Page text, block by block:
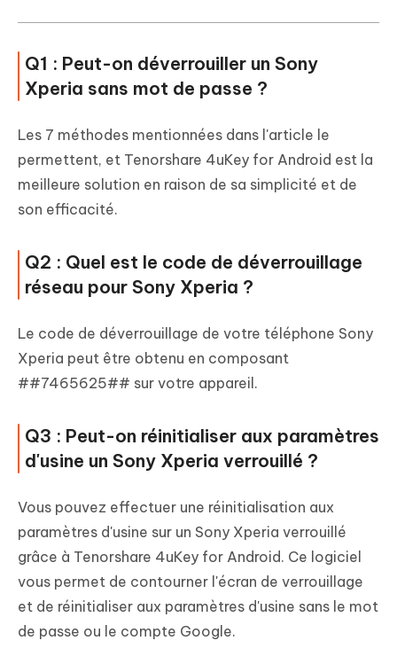
Q1 : Peut-on déverrouiller un Sony
Xperia sans mot de passe ?
Les 7 méthodes mentionnées dans l'article le
permettent, et Tenorshare 4uKey for Android est la
meilleure solution en raison de sa simplicité et de
son efficacité.
Q2 : Quel est le code de déverrouillage
réseau pour Sony Xperia ?
Le code de déverrouillage de votre téléphone Sony
Xperia peut être obtenu en composant
##7465625## sur votre appareil.
Q3 : Peut-on réinitialiser aux paramètres
d'usine un Sony Xperia verrouillé ?
Vous pouvez effectuer une réinitialisation aux
paramètres d'usine sur un Sony Xperia verrouillé
grâce à Tenorshare 4uKey for Android. Ce logiciel
vous permet de contourner l'écran de verrouillage
et de réinitialiser aux paramètres d'usine sans le mot
de passe ou le compte Google.